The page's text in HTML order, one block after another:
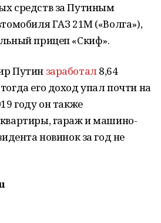
средств за Путиным
ГАЗ 21М («Волга»),
прицеп «Скиф».
Путин заработал8,64
его доход упал почти на
году он также
гараж и машино-
новинок за год не